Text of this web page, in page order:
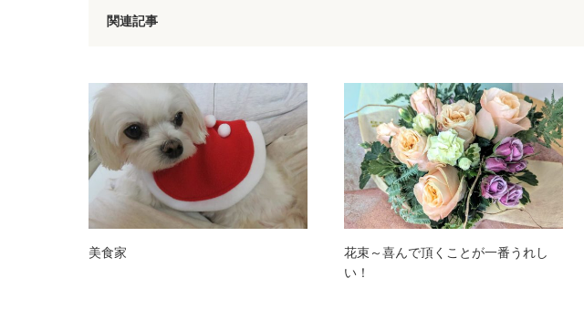
関連記事
美食家
花束～喜んで頂くことが一番うれし
い！